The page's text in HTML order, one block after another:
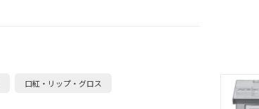
口紅・リップ・グロス